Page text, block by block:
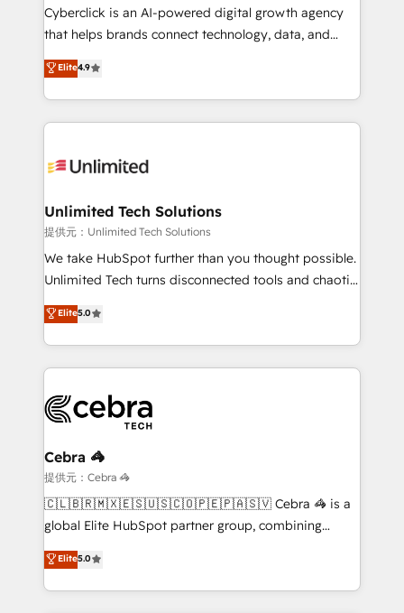
Integrations: Connect HubSpot with your tech stack
for better adoption. 🔹 Custom Solutions: Build
SOC 2 Type II and ISO 27001 certified, reinforcing
our commitment to data security and compliance. At
Cyberclick is an AI-powered digital growth agency
that helps brands connect technology, data, and
creativity to achieve measurable results. Founded in
Barcelona and operating across Spain, LATAM, and
the UK, we support global companies in building
smarter marketing, sales, and customer success
Iberia (Spain & Portugal), we combine human insight
growth. Our multidisciplinary team designs solutions
that simplify complexity, boost performance, and
turn innovation into real impact. 🌍 Highlights •
HubSpot Partner since 2012 • 2022 EMEA Impact
projects • Clients in 30+ industries • Proprietary
technology for integrations • Multilingual team:
Elite4.9
Unlimited Tech Solutions
提供元：Unlimited Tech Solutions
We take HubSpot further than you thought possible.
Unlimited Tech turns disconnected tools and chaotic
processes into a seamless, high-performing revenue
engine. We combine RevOps strategy with deep
technical execution to help teams scale faster—with
cleaner data, smarter automation, and more
Implementation & Migration · Native & Custom
Reporting & Analytics · GTM Architecture · Sales &
Marketing Enablement If you’re ready to elevate
HubSpot from “just your CRM” to your growth
infrastructure—let’s talk.
Elite5.0
Cebra 🦓
提供元：Cebra 🦓
🇨🇱🇧🇷🇲🇽🇪🇸🇺🇸🇨🇴🇵🇪🇵🇦🇸🇻 Cebra 🦓 is a
global Elite HubSpot partner group, combining
technology, marketing and media expertise across
Latin America and Southern Europe, with teams
across 9 countries. Born in Chile, we combine local
Elite5.0